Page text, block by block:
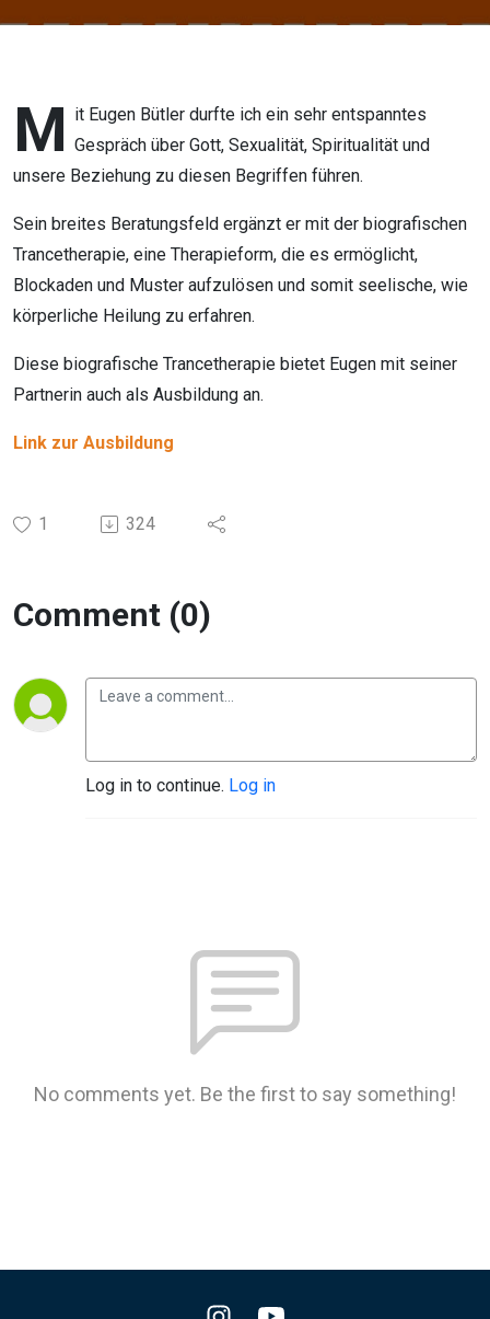
M it Eugen Bütler durfte ich ein sehr entspanntes
Gespräch über Gott, Sexualität, Spiritualität und
unsere Beziehung zu diesen Begriffen führen.
Sein breites Beratungsfeld ergänzt er mit der biografischen
Trancetherapie, eine Therapieform, die es ermöglicht,
Blockaden und Muster aufzulösen und somit seelische, wie
körperliche Heilung zu erfahren.
Diese biografische Trancetherapie bietet Eugen mit seiner
Partnerin auch als Ausbildung an.
Link zur Ausbildung
1 324
Comment (0)
Log in to continue. Log in
No comments yet. Be the first to say something!